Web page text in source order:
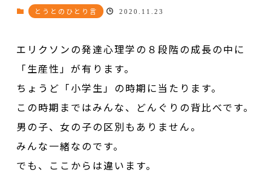
とうとのひとり言 2020.11.23
エリクソンの発達心理学の８段階の成長の中に
「生産性」が有ります。
ちょうど「小学生」の時期に当たります。
この時期まではみんな、どんぐりの背比べです。
男の子、女の子の区別もありません。
みんな一緒なのです。
でも、ここからは違います。